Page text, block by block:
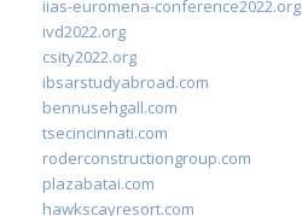
iias-euromena-conference2022.org
ivd2022.org
csity2022.org
ibsarstudyabroad.com
bennusehgall.com
tsecincinnati.com
roderconstructiongroup.com
plazabatai.com
hawkscayresort.com